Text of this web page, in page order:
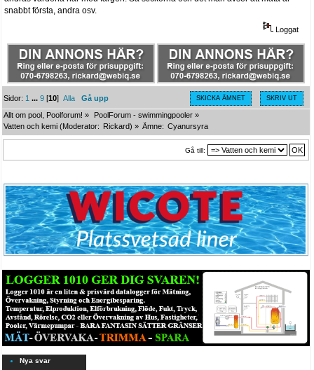
snabbt första, andra osv.
Loggat
SKICKA ÄMNET SKRIV UT
Sidor: 1 ...9 [10]Alla
Gå upp
Allt om pool, Poolforum! » PoolForum - swimmingpooler »
Vatten och kemi (Moderator: Rickard) » Ämne: Cyanursyra
Gå till:
Nya svar